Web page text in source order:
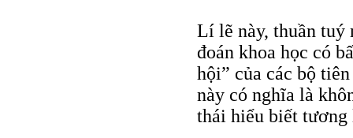
Lí lẽ này, thuần tuý
đoán khoa học có
hội” của các bộ
này có nghĩa là
thái hiểu biết tương